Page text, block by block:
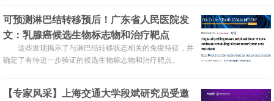
可预测淋巴结转移预后！广东省人民医院发
文：乳腺癌候选生物标志物和治疗靶点
这些发现揭示了与淋巴结转移状态相关的免疫特征，并
确定了有待进一步验证的候选生物标志物和治疗靶点。
【专家风采】上海交通大学段斌研究员受邀